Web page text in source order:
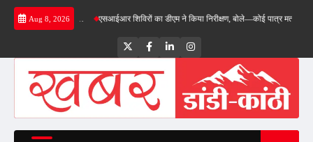
Skip
Aug 8, 2026
निरीक्षण… एसआईआर शिविरों का डीएम ने किया निरीक्षण, बोले—कोई पात्र मतदाता सूची से न
TwitterFacebookLinkedInInstagram